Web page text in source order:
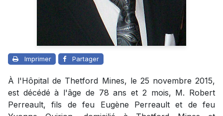
Imprimer Partager
À l'Hôpital de Thetford Mines, le 25 novembre 2015,
est décédé à l'âge de 78 ans et 2 mois, M. Robert
Perreault, fils de feu Eugène Perreault et de feu